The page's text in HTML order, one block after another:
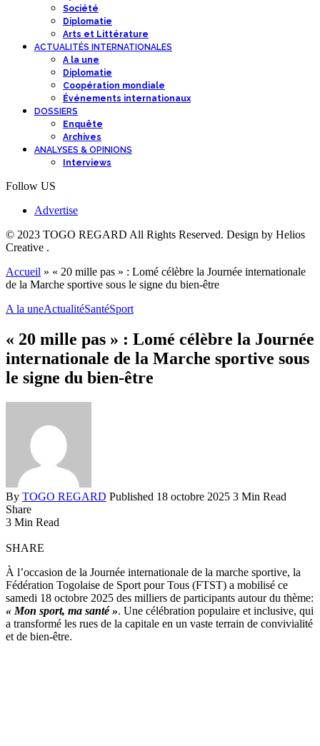
Société
Diplomatie
Arts et Littérature
ACTUALITÉS INTERNATIONALES
A la une
Diplomatie
Coopération mondiale
Événements internationaux
DOSSIERS
Enquête
Archives
ANALYSES & OPINIONS
Interviews
Follow US
Advertise
© 2023 TOGO REGARD All Rights Reserved. Design by Helios
Creative .
Accueil » « 20 mille pas » : Lomé célèbre la Journée internationale
de la Marche sportive sous le signe du bien-être
A la uneActualitéSantéSport
« 20 mille pas » : Lomé célèbre la Journée
internationale de la Marche sportive sous
le signe du bien-être
By TOGO REGARD Published 18 octobre 2025 3 Min Read
Share
3 Min Read
SHARE
À l’occasion de la Journée internationale de la marche sportive, la
Fédération Togolaise de Sport pour Tous (FTST) a mobilisé ce
samedi 18 octobre 2025 des milliers de participants autour du thème:
« Mon sport, ma santé ». Une célébration populaire et inclusive, qui
a transformé les rues de la capitale en un vaste terrain de convivialité
et de bien-être.